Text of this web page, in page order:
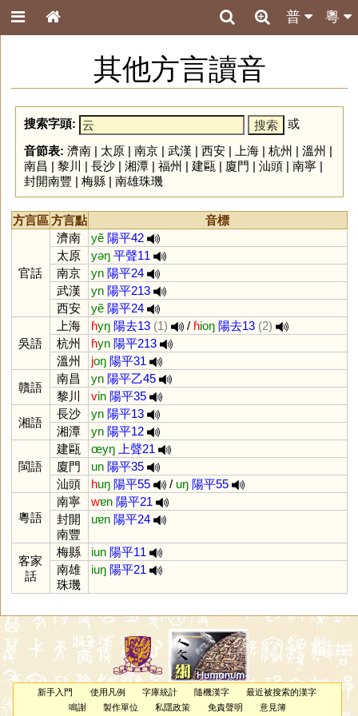
粵
普
其他方言讀音
搜索字頭:
或
音節表: 濟南| 太原| 南京| 武漢 | 西安| 上海| 杭州 | 溫州 |
南昌 | 黎川 | 長沙| 湘潭| 福州 | 建甌 | 廈門 | 汕頭| 南寧|
封開南豐 | 梅縣| 南雄珠璣
方言區方言點 音標
官話
濟南 yẽ 陽平42
太原
yəŋ 平聲11
南京
yn 陽平24
武漢
yn 陽平213
西安
yẽ 陽平24
吳語
上海 ɦyŋ 陽去13 (1) / ɦioŋ 陽去13 (2)
杭州
ɦyn 陽平213
溫州
joŋ 陽平31
贛語
南昌 yn 陽平乙45
黎川
vin 陽平35
湘語
長沙 yn 陽平13
湘潭
yn 陽平12
閩語
建甌 œyŋ
上聲21
廈門
un 陽平35
汕頭
huŋ 陽平55 / uŋ 陽平55
粵語
南寧 wɐn 陽平21
封開
南豐
uɐn 陽平24
客家
話
梅縣 iun 陽平11
南雄
珠璣
iuŋ 陽平21
新手入門 使用凡例 字庫統計 隨機漢字
最近被搜索的漢字
鳴謝
製作單位 私隱政策 免責聲明 意見簿